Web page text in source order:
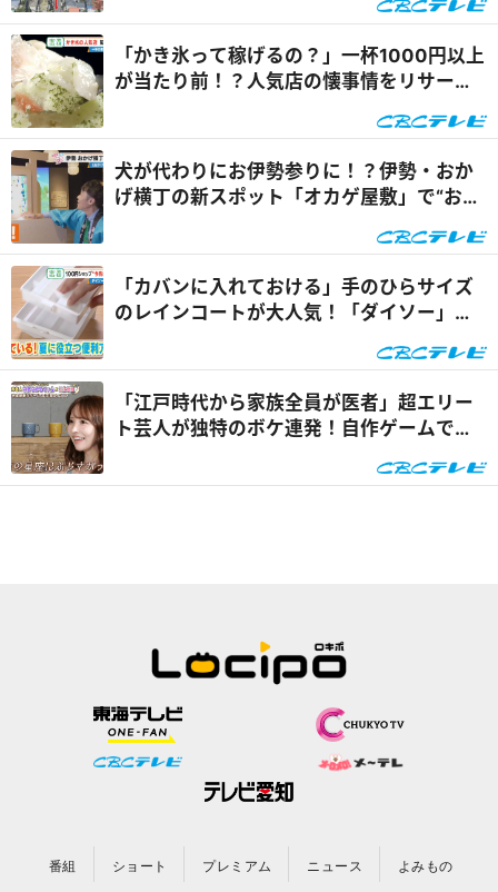
「かき氷って稼げるの？」一杯1000円以上
が当たり前！？人気店の懐事情をリサーチ
犬が代わりにお伊勢参りに！？伊勢・おか
げ横丁の新スポット「オカゲ屋敷」で“おか
「カバンに入れておける」手のひらサイズ
のレインコートが大人気！「ダイソー」で
「江戸時代から家族全員が医者」超エリー
ト芸人が独特のボケ連発！自作ゲームで三
番組 ショート プレミアム ニュース よみもの